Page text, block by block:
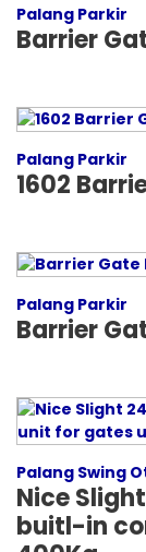
Palang Parkir
Barrier
Palang Parkir
1602
Palang Parkir
Barrier
Palang Swing
Nice
buitl-in